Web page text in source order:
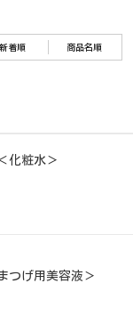
新着順 商品名順
化粧水＞
つげ用美容液＞